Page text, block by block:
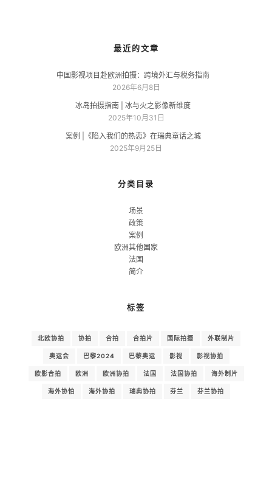
最近的文章
中国影视项目赴欧洲拍摄：跨境外汇与税务指南
2026年6月8日
冰岛拍摄指南 | 冰与火之影像新维度
2025年10月31日
案例 |《陷入我们的热恋》在瑞典童话之城
2025年9月25日
分类目录
场景
政策
案例
欧洲其他国家
法国
简介
标签
北欧协拍 协拍 合拍 合拍片 国际拍摄 外联制片
奥运会 巴黎2024 巴黎奥运 影视 影视协拍
欧影合拍 欧洲 欧洲协拍 法国 法国协拍 海外制片
海外协怕 海外协拍 瑞典协拍 芬兰 芬兰协拍